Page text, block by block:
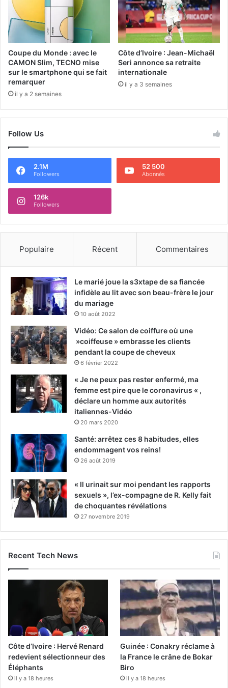
Coupe du Monde : avec le
CAMON Slim, TECNO mise
sur le smartphone qui se fait
remarquer
il y a 2 semaines
Côte d’Ivoire : Jean-Michaël
Seri annonce sa retraite
internationale
il y a 3 semaines
Follow Us
2.1M
Followers
52 500
Abonnés
126k
Followers
Populaire Récent Commentaires
Le marié joue la s3xtape de sa fiancée
infidèle au lit avec son beau-frère le jour
du mariage
10 août 2022
Vidéo: Ce salon de coiffure où une
»coiffeuse » embrasse les clients
pendant la coupe de cheveux
6 février 2022
« Je ne peux pas rester enfermé, ma
femme est pire que le coronavirus « ,
déclare un homme aux autorités
italiennes-Vidéo
20 mars 2020
Santé: arrêtez ces 8 habitudes, elles
endommagent vos reins!
26 août 2019
« Il urinait sur moi pendant les rapports
sexuels », l’ex-compagne de R. Kelly fait
de choquantes révélations
27 novembre 2019
Recent Tech News
Côte d’Ivoire : Hervé Renard
redevient sélectionneur des
Éléphants
il y a 18 heures
Guinée : Conakry réclame à
la France le crâne de Bokar
Biro
il y a 18 heures